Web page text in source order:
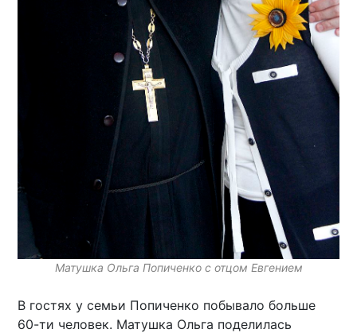
Матушка Ольга Попиченко c отцом Евгением
В гостях у семьи Попиченко побывало больше
60-ти человек. Матушка Ольга поделилась